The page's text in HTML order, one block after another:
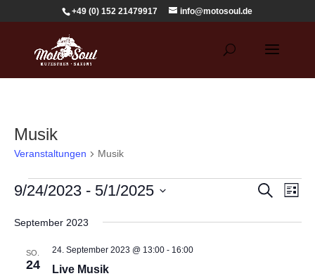
+49 (0) 152 21479917 info@motosoul.de
Musik
Veranstaltungen Musik
Veranstaltungen
und
Suche
Liste
9/24/2023 - 5/1/2025
wählen.
September 2023
SO.
24 Live Musik
24. September 2023 @ 13:00- 16:00